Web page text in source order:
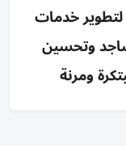
لتطوير خدمات
وتحسين
ومرنة